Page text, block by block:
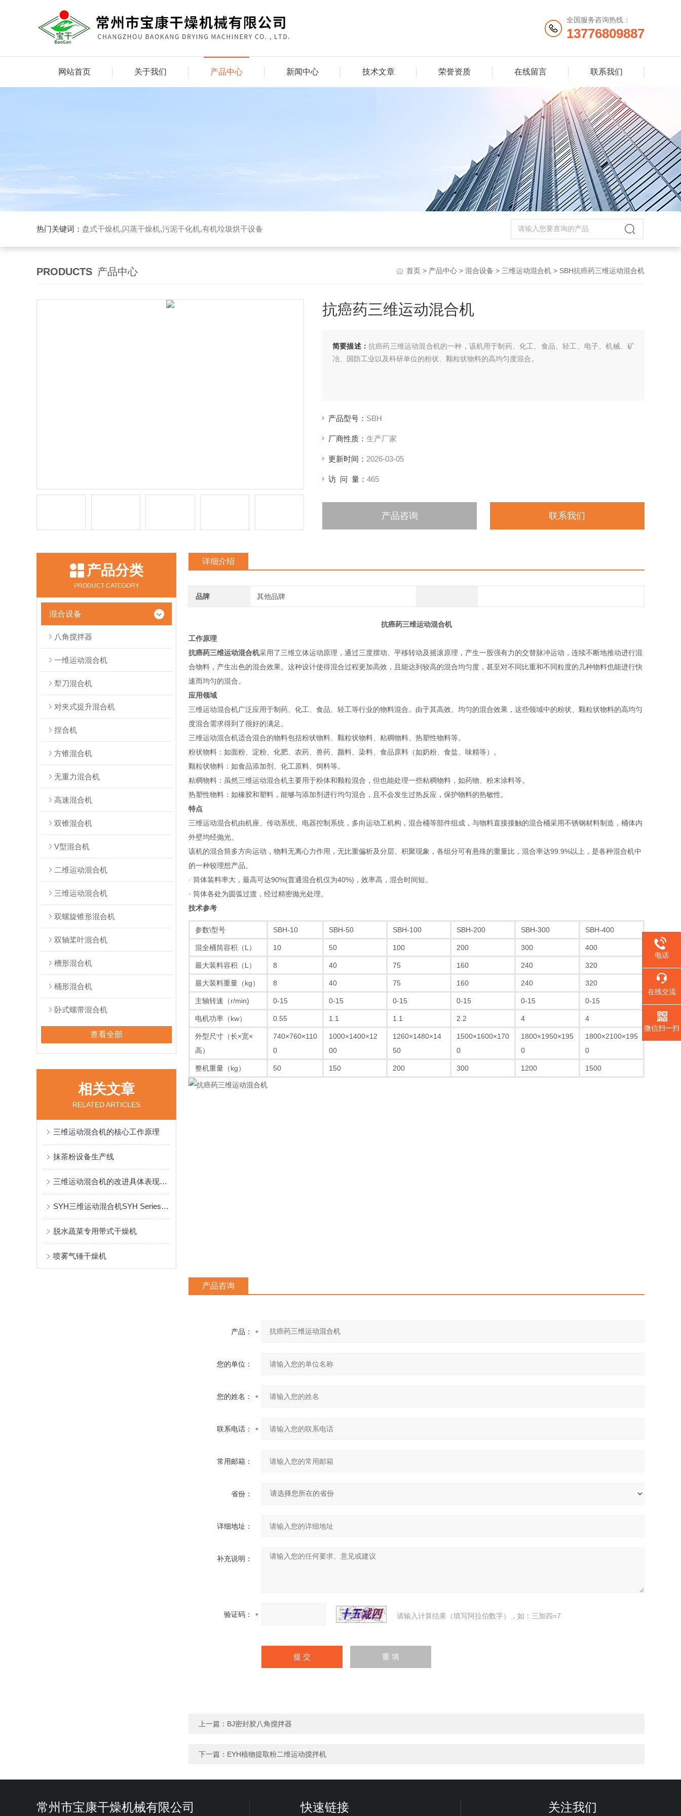
全国服务咨询热线：
13776809887
网站首页 关于我们 产品中心 新闻中心 技术文章 荣誉资质 在线留言 联系我们
热门关键词： 盘式干燥机,闪蒸干燥机,污泥干化机,有机垃圾烘干设备
PRODUCTS 产品中心 首页 > 产品中心 > 混合设备 > 三维运动混合机 > SBH抗癌药三维运动混合机
抗癌药三维运动混合机
简要描述： 抗癌药三维运动混合机的一种，该机用于制药、化工、食品、轻工、电子、机械、矿
冶、国防工业以及科研单位的粉状、颗粒状物料的高均匀度混合。
产品型号： SBH
厂商性质： 生产厂家
更新时间： 2026-03-05
访 问 量： 465
产品咨询 联系我们
产品分类
PRODUCT CATEGORY
混合设备
八角搅拌器
一维运动混合机
犁刀混合机
对夹式提升混合机
捏合机
方锥混合机
无重力混合机
高速混合机
双锥混合机
V型混合机
二维运动混合机
三维运动混合机
双螺旋锥形混合机
双轴桨叶混合机
槽形混合机
桶形混合机
卧式螺带混合机
查看全部
相关文章
RELATED ARTICLES
三维运动混合机的核心工作原理
抹茶粉设备生产线
三维运动混合机的改进具体表现在哪些方面
SYH三维运动混合机SYH Series Three Dimensional Mixer
脱水蔬菜专用带式干燥机
喷雾气锤干燥机
详细介绍
品牌 其他品牌
抗癌药三维运动混合机
工作原理
抗癌药三维运动混合机采用了三维立体运动原理，通过三度摆动、平移转动及摇滚原理，产生一股强有力的交替脉冲运动，连续不断地推动进行混
合物料，产生出色的混合效果。这种设计使得混合过程更加高效，且能达到较高的混合均匀度，甚至对不同比重和不同粒度的几种物料也能进行快
速而均匀的混合‌。
应用领域
三维运动混合机广泛应用于制药、化工、食品、轻工等行业的物料混合。由于其高效、均匀的混合效果，这些领域中的粉状、颗粒状物料的高均匀
度混合需求得到了很好的满足‌。
‌三维运动混合机适合混合的物料包括粉状物料、颗粒状物料、粘稠物料、热塑性物料等。
‌粉状物料‌：如面粉、淀粉、化肥、农药、兽药、颜料、染料、食品原料（如奶粉、食盐、味精等）‌。
‌颗粒状物料‌：如食品添加剂、化工原料、饲料等‌。
‌粘稠物料‌：虽然三维运动混合机主要用于粉体和颗粒混合，但也能处理一些粘稠物料，如药物、粉末涂料等‌。
‌热塑性物料‌：如橡胶和塑料，能够与添加剂进行均匀混合，且不会发生过热反应，保护物料的热敏性‌。
特点
三维运动混合机由机座、传动系统、电器控制系统，多向运动工机构，混合桶等部件组成，与物料直接接触的混合桶采用不锈钢材料制造，桶体内
外壁均经抛光。
该机的混合筒多方向运动，物料无离心力作用，无比重偏析及分层、积聚现象，各组分可有悬殊的重量比，混合率达99.9%以上，是各种混合机中
的一种较理想产品。
· 筒体装料率大，最高可达90%(普通混合机仅为40%)，效率高，混合时间短。
· 筒体各处为圆弧过渡，经过精密抛光处理。
技术参考
参数\型号 SBH-10 SBH-50 SBH-100 SBH-200 SBH-300 SBH-400
混全桶筒容积（L） 10 50 100 200 300 400
最大装料容积（L） 8 40 75 160 240 320
最大装料重量（kg） 8 40 75 160 240 320
主轴转速（r/min) 0-15 0-15 0-15 0-15 0-15 0-15
电机功率（kw） 0.55 1.1 1.1 2.2 4 4
外型尺寸（长×宽×
高）
740×760×110
0
1000×1400×12
00
1260×1480×14
50
1500×1600×170
0
1800×1950×195
0
1800×2100×195
0
整机重量（kg） 50 150 200 300 1200 1500
产品咨询
产品：
您的单位：
您的姓名：
联系电话：
常用邮箱：
省份：
详细地址：
补充说明：
验证码： 请输入计算结果（填写阿拉伯数字），如：三加四=7
上一篇： BJ密封胶八角搅拌器
下一篇： EYH植物提取粉二维运动搅拌机
常州市宝康干燥机械有限公司 快速链接 关注我们
电话
在线交流
微信扫一扫